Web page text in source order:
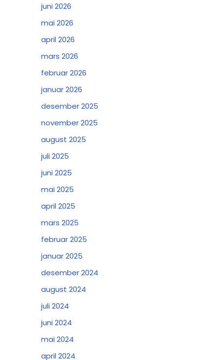
juni 2026
mai 2026
april 2026
mars 2026
februar 2026
januar 2026
desember 2025
november 2025
august 2025
juli 2025
juni 2025
mai 2025
april 2025
mars 2025
februar 2025
januar 2025
desember 2024
august 2024
juli 2024
juni 2024
mai 2024
april 2024